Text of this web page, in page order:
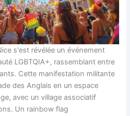
s'est révélée un événement
LGBTQIA+, rassemblant entre
Cette manifestation militante
des Anglais en un espace
avec un village associatif
Un rainbow flag